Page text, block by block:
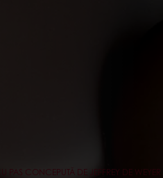
CONCEPUTĂ DE JEFFREY DE WEYER